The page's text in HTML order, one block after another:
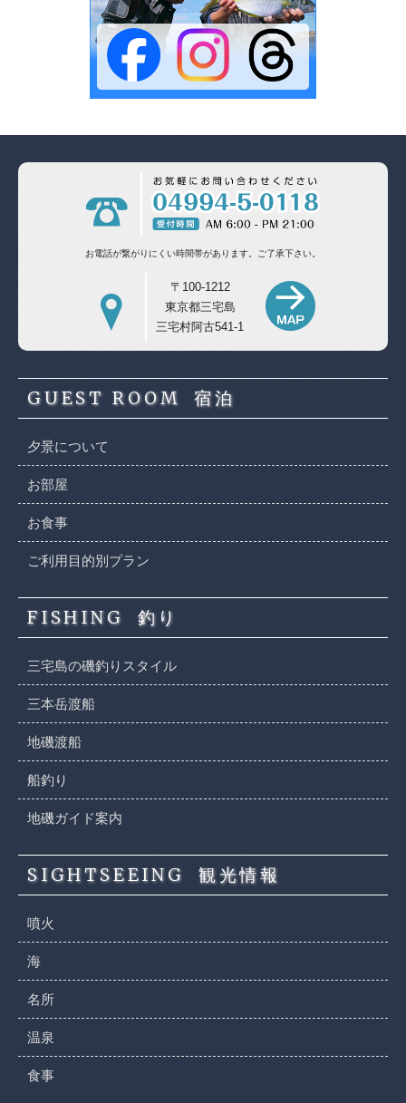
お電話が繋がりにくい時間帯があります。 ご了承下さい。
〒100-1212
東京都三宅島
三宅村阿古541-1
GUEST ROOM 宿泊
夕景について
お部屋
お食事
ご利用目的別プラン
FISHING 釣り
三宅島の磯釣りスタイル
三本岳渡船
地磯渡船
船釣り
地磯ガイド案内
SIGHTSEEING 観光情報
噴火
海
名所
温泉
食事